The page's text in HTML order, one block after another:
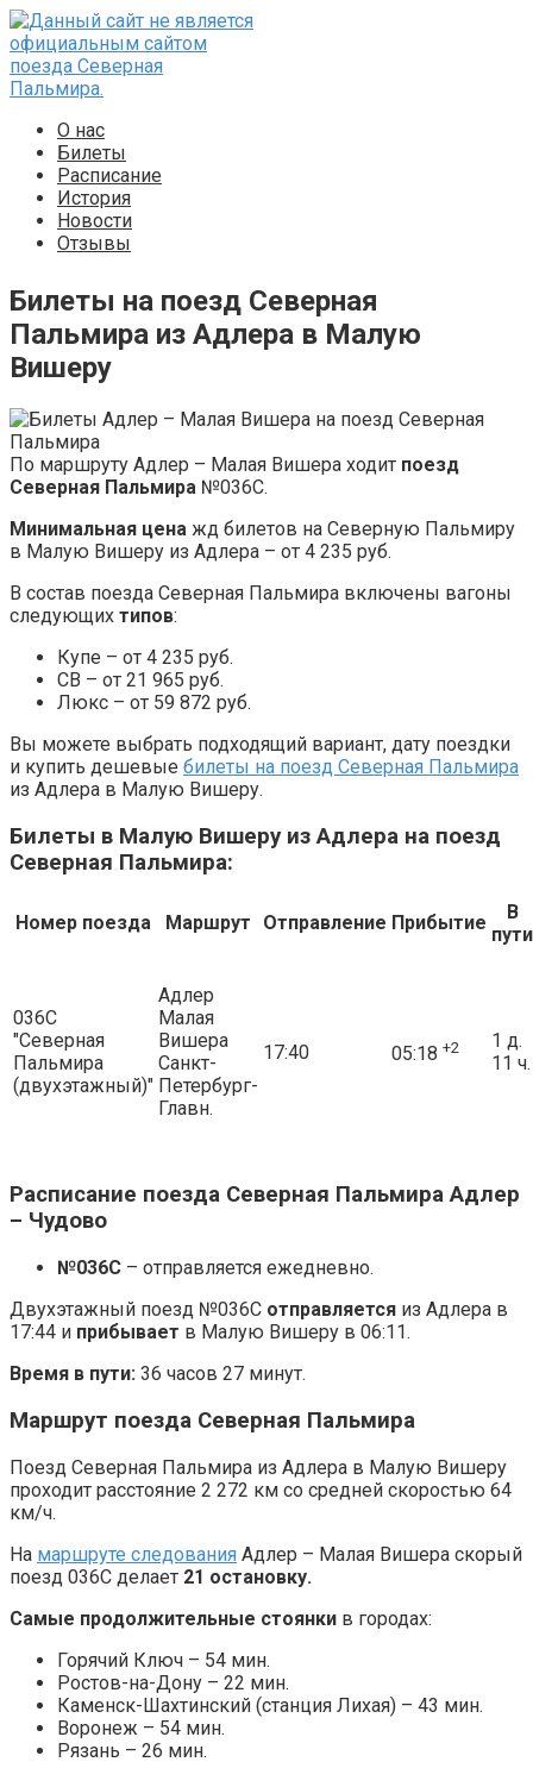
Перейти
к
контенту
О нас
Билеты
Расписание
История
Новости
Отзывы
Билеты на поезд Северная
Пальмира из Адлера в Малую
Вишеру
По маршруту Адлер – Малая Вишера ходит поезд
Северная Пальмира №036С.
Минимальная цена жд билетов на Северную Пальмиру
в Малую Вишеру из Адлера – от 4 235 руб.
В состав поезда Северная Пальмира включены вагоны
следующих типов:
Купе – от 4 235 руб.
СВ – от 21 965 руб.
Люкс – от 59 872 руб.
Вы можете выбрать подходящий вариант, дату поездки
и купить дешевые билеты на поезд Северная Пальмира
из Адлера в Малую Вишеру.
Билеты в Малую Вишеру из Адлера на поезд
Северная Пальмира:
Номер поезда Маршрут Отправление Прибытие
В
пути
036С
"Северная
Пальмира
(двухэтажный)"
Адлер
Малая
Вишера
Санкт-
Петербург-
Главн.
17:40 05:18 +2
1 д.
11 ч.
Расписание поезда Северная Пальмира Адлер
– Чудово
№036С – отправляется ежедневно.
Двухэтажный поезд №036С отправляется из Адлера в
17:44 и прибывает в Малую Вишеру в 06:11.
Время в пути: 36 часов 27 минут.
Маршрут поезда Северная Пальмира
Поезд Северная Пальмира из Адлера в Малую Вишеру
проходит расстояние 2 272 км со средней скоростью 64
км/ч.
На маршруте следования Адлер – Малая Вишера скорый
поезд 036С делает 21 остановку.
Самые продолжительные стоянки в городах:
Горячий Ключ – 54 мин.
Ростов-на-Дону – 22 мин.
Каменск-Шахтинский (станция Лихая) – 43 мин.
Воронеж – 54 мин.
Рязань – 26 мин.